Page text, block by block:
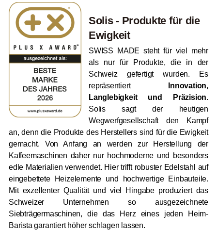
Solis - Produkte für die
Ewigkeit
SWISS MADE steht für viel mehr
als nur für Produkte, die in der
Schweiz gefertigt wurden. Es
repräsentiert
Innovation,
Langlebigkeit und Präzision.
Solis sagt der heutigen
Wegwerfgesellschaft den Kampf
an, denn die Produkte des Herstellers sind für die Ewigkeit
gemacht. Von Anfang an werden zur Herstellung der
Kaffeemaschinen daher nur hochmoderne und besonders
edle Materialien verwendet. Hier trifft robuster Edelstahl auf
eingebettete Heizelemente und hochwertige Einbauteile.
Mit exzellenter Qualität und viel Hingabe produziert das
Schweizer Unternehmen so ausgezeichnete
Siebträgermaschinen, die das Herz eines jeden Heim-
Barista garantiert höher schlagen lassen.